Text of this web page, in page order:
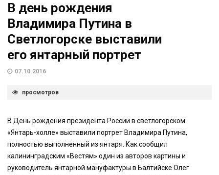
В день рождения
Владимира Путина в
Светлогорске выставили
его янтарный портрет
07.10.2016
просмотров
В День рождения президента России в светлогорском
«Янтарь-холле» выставили портрет Владимира Путина,
полностью выполненный из янтаря. Как сообщил
калининградским «Вестям» один из авторов картины и
руководитель янтарной мануфактуры в Балтийске Олег